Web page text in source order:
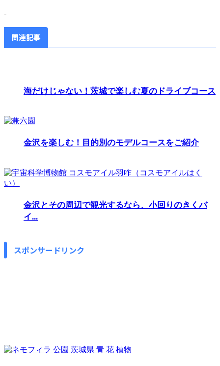
-
関連記事
海だけじゃない！茨城で楽しむ夏のドライブコース
金沢を楽しむ！目的別のモデルコースをご紹介
金沢とその周辺で観光するなら、小回りのきくバ
イ...
スポンサードリンク